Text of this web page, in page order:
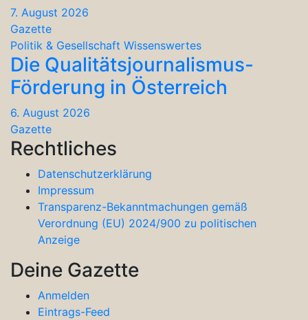
7. August 2026
Gazette
Politik & Gesellschaft Wissenswertes
Die Qualitätsjournalismus-
Förderung in Österreich
6. August 2026
Gazette
Rechtliches
Datenschutzerklärung
Impressum
Transparenz-Bekanntmachungen gemäß
Verordnung (EU) 2024/900 zu politischen
Anzeige
Deine Gazette
Anmelden
Eintrags-Feed